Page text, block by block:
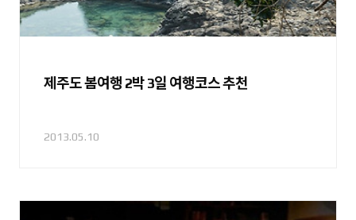
제주도 봄여행 2박 3일 여행코스 추천
2013.05.10